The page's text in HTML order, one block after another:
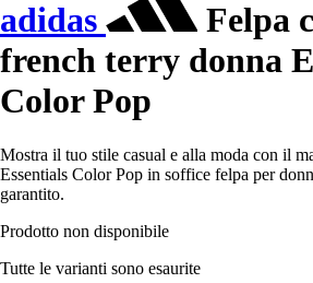
adidas
Felpa
french terry donna
Color Pop
Mostra il tuo stile casual e alla moda con il
Essentials Color Pop in soffice felpa per
garantito.
Prodotto non disponibile
Tutte le varianti sono esaurite